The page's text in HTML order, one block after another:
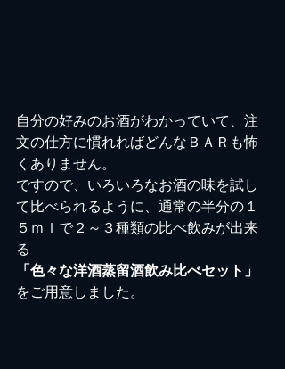
自分の好みのお酒がわかっていて、注
文の仕方に慣れればどんなＢＡＲも怖
くありません。
ですので、いろいろなお酒の味を試し
て比べられるように、通常の半分の１
５ｍｌで２～３種類の比べ飲みが出来
る
「色々な洋酒蒸留酒飲み比べセット」
をご用意しました。